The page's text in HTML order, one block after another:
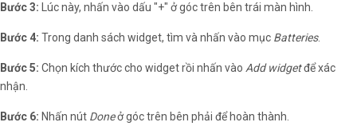
Bước 3: Lúc này, nhấn vào dấu "+" ở góc trên bên trái màn hình.
Bước 4: Trong danh sách widget, tìm và nhấn vào mục Batteries.
Bước 5: Chọn kích thước cho widget rồi nhấn vào Add widgetđể xác
nhận.
Bước 6: Nhấn nút Doneở góc trên bên phải để hoàn thành.